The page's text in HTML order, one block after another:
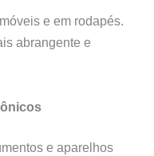
e em rodapés.
abrangente e
e aparelhos